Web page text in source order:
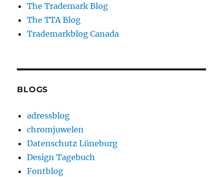
The Trademark Blog
The TTA Blog
Trademarkblog Canada
BLOGS
adressblog
chromjuwelen
Datenschutz Lüneburg
Design Tagebuch
Fontblog